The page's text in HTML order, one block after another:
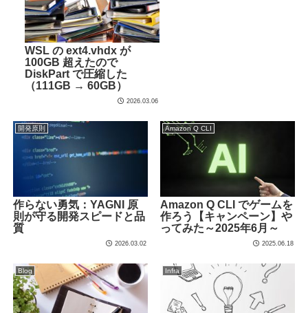
WSL の ext4.vhdx が
100GB 超えたので
DiskPart で圧縮した
（111GB → 60GB）
2026.03.06
開発原則
作らない勇気：YAGNI 原
則が守る開発スピードと品
質
2026.03.02
Amazon Q CLI
Amazon Q CLI でゲームを
作ろう【キャンペーン】や
ってみた～2025年6月～
2025.06.18
Blog Infra